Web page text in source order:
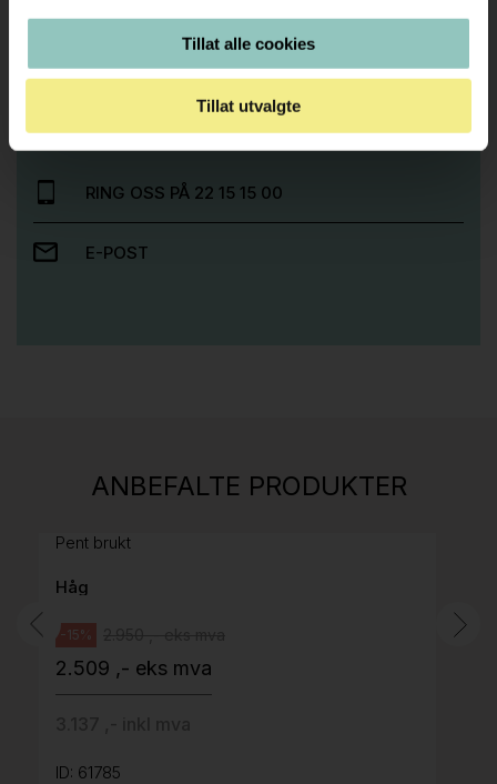
Tillat alle cookies
Tillat utvalgte
Trenger du hjelp med et større kjøp eller
Ta kontakt med oss så hjelper vi deg!
RING OSS PÅ 22 15 15 00
E-POST
ANBEFALTE PRODUKTER
H05 5600 Swingback-armlene Mørk
Pent brukt
Håg
-15%
2.509 ,- eks mva
ID: 61785